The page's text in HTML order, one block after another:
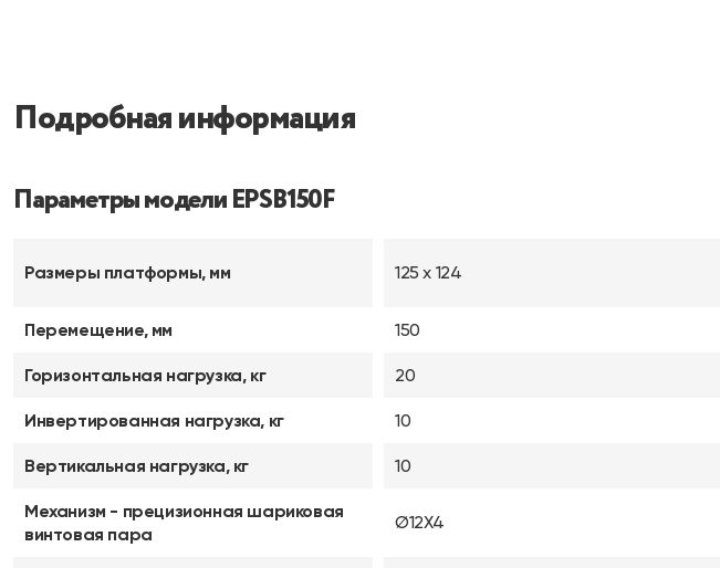
Подробная информация
Параметры модели EPSB150F
Размеры платформы, мм 125 х 124
Перемещение, мм 150
Горизонтальная нагрузка, кг 20
Инвертированная нагрузка, кг 10
Вертикальная нагрузка, кг 10
Механизм - прецизионная шариковая
винтовая пара
Ø12X4